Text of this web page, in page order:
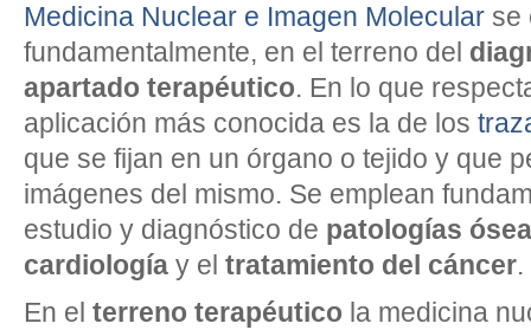
Medicina Nuclear e Imagen Molecular se
fundamentalmente, en el terreno del
apartado terapéutico. En lo que
aplicación más conocida es la de los
que se fijan en un órgano o tejido y que
imágenes del mismo. Se emplean
estudio y diagnóstico de patologías
cardiología y el tratamiento del cáncer.
En el terreno terapéutico la medicina